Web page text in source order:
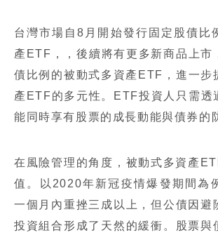
台灣市場自8 月開始發行固定股債比
產 ETF ，，後續將有更多新商品上市
債比例的被動式多資產 ETF ，進一
產 ETF的多元性。 ETF投資人只需透
能同時享有股票的成長動能與債券的
在風險管理的角度，被動式多資產
值。以 2020年新冠疫情爆發期間為
一個月內重挫三成以上，但公債因避
投資組合形成了天然的緩衝。股票與